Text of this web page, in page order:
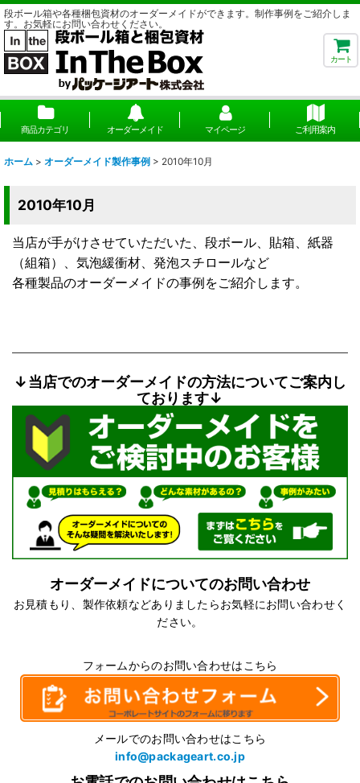
段ボール箱や各種梱包資材のオーダーメイドができます。制作事例をご紹介しま
す。お気軽にお問い合わせください。
カート
商品カテゴリ オーダーメイド マイページ ご利用案内
ホーム > オーダーメイド製作事例 > 2010年10月
2010年10月
当店が手がけさせていただいた、段ボール、貼箱、紙器
（組箱）、気泡緩衝材、発泡スチロールなど
各種製品のオーダーメイドの事例をご紹介します。
↓当店でのオーダーメイドの方法についてご案内し
ております↓
オーダーメイドについてのお問い合わせ
お見積もり、製作依頼などありましたらお気軽にお問い合わせく
ださい。
フォームからのお問い合わせはこちら
メールでのお問い合わせはこちら
info@packageart.co.jp